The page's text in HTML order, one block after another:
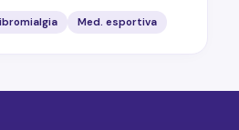
Med. esportiva